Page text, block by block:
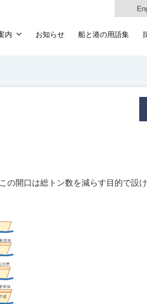
内 お知らせ 船と港の用語集
の開口は総トン数を減らす目的で設